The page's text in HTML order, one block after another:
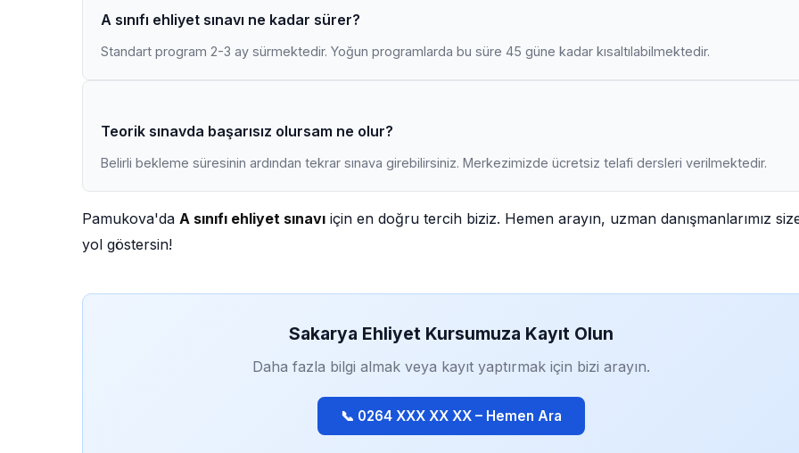
A sınıfı ehliyet sınavı ne kadar sürer?
Standart program 2-3 ay sürmektedir. Yoğun programlarda bu süre 45 güne kadar kısaltılabilmektedir.
Teorik sınavda başarısız olursam ne olur?
Belirli bekleme süresinin ardından tekrar sınava girebilirsiniz. Merkezimizde ücretsiz telafi dersleri verilmektedir.
Pamukova'da A sınıfı ehliyet sınavı için en doğru tercih biziz. Hemen arayın, uzman danışmanlarımız
yol göstersin!
Sakarya Ehliyet Kursumuza Kayıt Olun
Daha fazla bilgi almak veya kayıt yaptırmak için bizi arayın.
📞 0264 XXX XX XX – Hemen Ara